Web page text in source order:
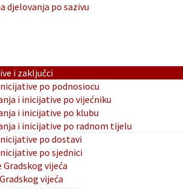
djelovanja po sazivu
i zaključci
po podnosiocu
i inicijative po vijećniku
i inicijative po klubu
i inicijative po radnom tijelu
po dostavi
po sjednici
vijeća
vijeća